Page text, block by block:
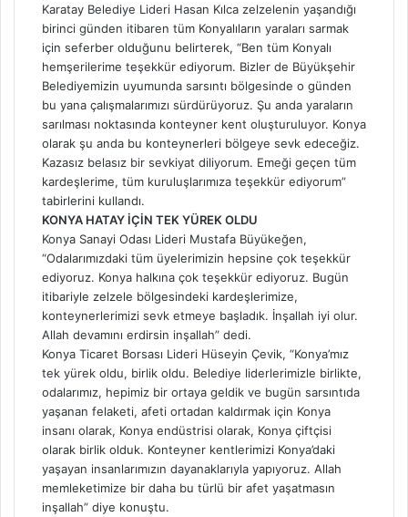
Karatay Belediye Lideri Hasan Kılca zelzelenin yaşandığı
birinci günden itibaren tüm Konyalıların yaraları sarmak
için seferber olduğunu belirterek, “Ben tüm Konyalı
hemşerilerime teşekkür ediyorum. Bizler de Büyükşehir
Belediyemizin uyumunda sarsıntı bölgesinde o günden
bu yana çalışmalarımızı sürdürüyoruz. Şu anda yaraların
sarılması noktasında konteyner kent oluşturuluyor. Konya
olarak şu anda bu konteynerleri bölgeye sevk edeceğiz.
Kazasız belasız bir sevkiyat diliyorum. Emeği geçen tüm
kardeşlerime, tüm kuruluşlarımıza teşekkür ediyorum”
tabirlerini kullandı.
KONYA HATAY İÇİN TEK YÜREK OLDU
Konya Sanayi Odası Lideri Mustafa Büyükeğen,
“Odalarımızdaki tüm üyelerimizin hepsine çok teşekkür
ediyoruz. Konya halkına çok teşekkür ediyoruz. Bugün
itibariyle zelzele bölgesindeki kardeşlerimize,
konteynerlerimizi sevk etmeye başladık. İnşallah iyi olur.
Allah devamını erdirsin inşallah” dedi.
Konya Ticaret Borsası Lideri Hüseyin Çevik, “Konya’mız
tek yürek oldu, birlik oldu. Belediye liderlerimizle birlikte,
odalarımız, hepimiz bir ortaya geldik ve bugün sarsıntıda
yaşanan felaketi, afeti ortadan kaldırmak için Konya
insanı olarak, Konya endüstrisi olarak, Konya çiftçisi
olarak birlik olduk. Konteyner kentlerimizi Konya’daki
yaşayan insanlarımızın dayanaklarıyla yapıyoruz. Allah
memleketimize bir daha bu türlü bir afet yaşatmasın
inşallah” diye konuştu.